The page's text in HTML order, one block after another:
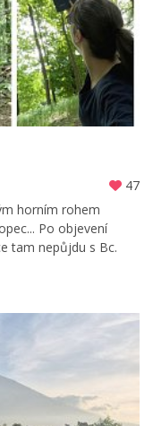
47
horním rohem
Po objevení
tam nepůjdu s Bc.